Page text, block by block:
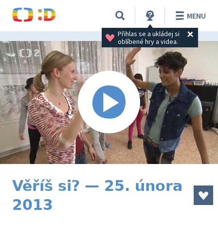
Přihlas se a ukládej si
oblíbené hry a videa.
MENU
Věříš si? — 25. února
2013